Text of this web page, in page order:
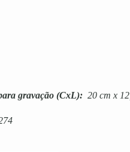
gravação (CxL): 20 cm x